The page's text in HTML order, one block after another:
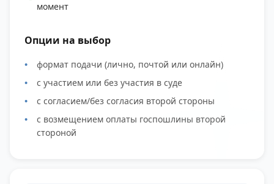
момент
Опции на выбор
формат подачи (лично, почтой или онлайн)
с участием или без участия в суде
с согласием/без согласия второй стороны
с возмещением оплаты госпошлины второй
стороной